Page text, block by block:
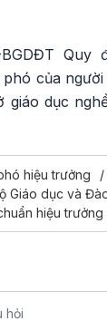
Quy
của
giáo dục
hiệu trưởng
Giáo dục và
hiệu trưởng